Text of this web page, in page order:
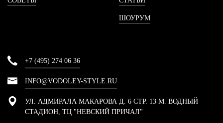
ШОУРУМ
+7 (495) 274 06 36
INFO@VODOLEY-STYLE.RU
УЛ. АДМИРАЛА МАКАРОВА Д. 6 СТР. 13 М. ВОДНЫЙ
СТАДИОН, ТЦ "НЕВСКИЙ ПРИЧАЛ"